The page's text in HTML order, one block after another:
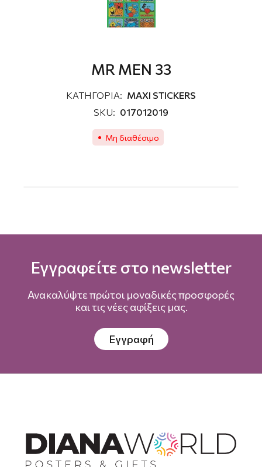
MR MEN 33
ΚΑΤΗΓΟΡΙΑ: MAXI STICKERS
SKU: 017012019
Μη διαθέσιμο
Εγγραφείτε στο newsletter
Ανακαλύψτε πρώτοι μοναδικές προσφορές
και τις νέες αφίξεις μας.
Εγγραφή